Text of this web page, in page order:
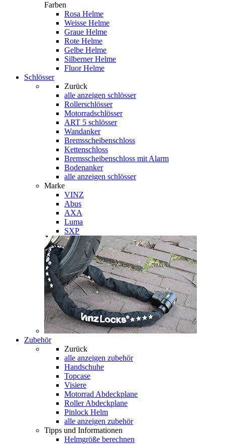
Farben
Rosa Helme
Weisse Helme
Graue Helme
Rote Helme
Gelbe Helme
Silberner Helme
Fluor Helme
Schlösser
Zurück
alle anzeigen schlösser
Rollerschlösser
Motorradschlösser
ART 5 schlösser
Wandanker
Bremsscheibenschloss
Kettenschloss
Bremsscheibenschloss mit Alarm
Bodenanker
alle anzeigen schlösser
Marke
VINZ
Abus
AXA
Luma
SXP
Zubehör
Zurück
alle anzeigen zubehör
Handschuhe
Topcase
Visiere
Motorrad Abdeckplane
Roller Abdeckplane
Pinlock Helm
alle anzeigen zubehör
Tipps und Informationen
Helmgröße berechnen